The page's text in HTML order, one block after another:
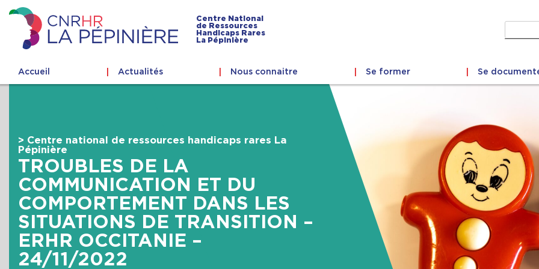
to
content
Centre
national
ressources
handicaps
Centre National
de Ressources
Handicaps Rares
La Pépinière
Accueil Actualités Nous connaitre Se former Se
> Centre national de ressources handicaps rares La
Pépinière
TROUBLES DE LA
COMMUNICATION ET DU
COMPORTEMENT DANS LES
SITUATIONS DE TRANSITION –
ERHR OCCITANIE –
24/11/2022